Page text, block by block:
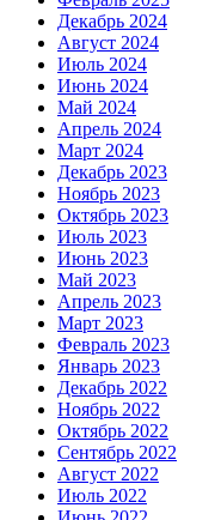
Декабрь 2024
Август 2024
Июль 2024
Июнь 2024
Май 2024
Апрель 2024
Март 2024
Декабрь 2023
Ноябрь 2023
Октябрь 2023
Июль 2023
Июнь 2023
Май 2023
Апрель 2023
Март 2023
Февраль 2023
Январь 2023
Декабрь 2022
Ноябрь 2022
Октябрь 2022
Сентябрь 2022
Август 2022
Июль 2022